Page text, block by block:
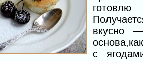
вкусно —
с